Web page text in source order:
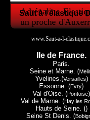
Saut à l'élastique
Ile de France.
Paris.
Seine et Marne. (
Yvelines.(Versailles)
Essonne. (Evry)
Val d'Oise. (Pontoise)
Val de Marne. (Hay les
Hauts de Seine. ()
Seine St Denis. (
Adrénaline
un proche
la Lorraine et le
Tous les trois ont
de Paris,
Luxembourg,
Must du Must le
Nous espérons
donc peut-être
www.Saut-a-l-